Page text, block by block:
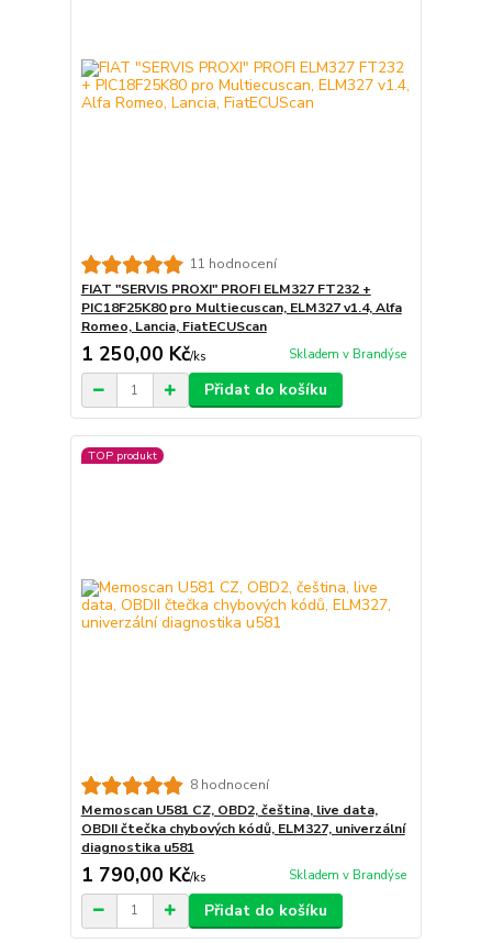
11 hodnocení
FIAT "SERVIS PROXI" PROFI ELM327 FT232 +
PIC18F25K80 pro Multiecuscan, ELM327 v1.4, Alfa
Romeo, Lancia, FiatECUScan
1 250,00 Kč/ks Skladem v Brandýse
Přidat do košíku
TOP produkt
8 hodnocení
Memoscan U581 CZ, OBD2, čeština, live data,
OBDII čtečka chybových kódů, ELM327, univerzální
diagnostika u581
1 790,00 Kč/ks Skladem v Brandýse
Přidat do košíku